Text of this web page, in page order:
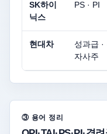
SK하이
닉스
PS · PI
현대차
성과급 ·
자사주
③ 용어 정리